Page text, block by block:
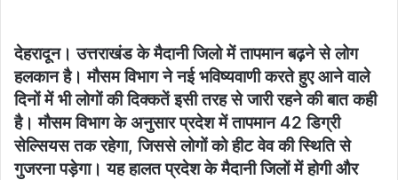
देहरादून। उत्तराखंड के मैदानी जिलो में तापमान बढ़ने से लोग
हलकान है। मौसम विभाग ने नई भविष्यवाणी करते हुए आने वाले
दिनों में भी लोगों की दिक्कतें इसी तरह से जारी रहने की बात कही
है। मौसम विभाग के अनुसार प्रदेश में तापमान 42 डिग्री
सेल्सियस तक रहेगा, जिससे लोगों को हीट वेव की स्थिति से
गुजरना पड़ेगा। यह हालत प्रदेश के मैदानी जिलों में होगी और